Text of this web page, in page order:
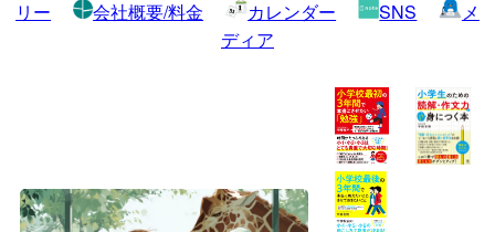
リー
会社概要/料金 カレンダー SNS
メ
ディア